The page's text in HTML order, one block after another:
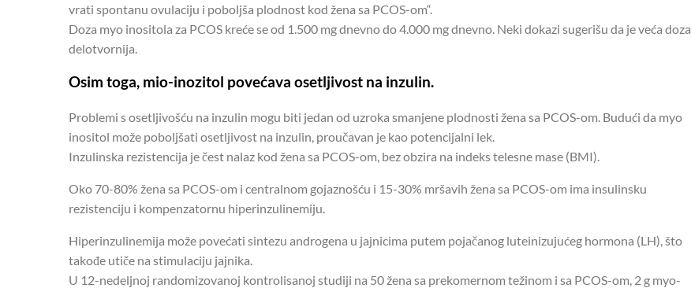
vrati spontanu ovulaciju i poboljša plodnost kod žena sa PCOS-om“.
Doza myo inositola za PCOS kreće se od 1.500 mg dnevno do 4.000 mg dnevno. Neki dokazi sugerišu da je veća doza
delotvornija.
Osim toga, mio-inozitol povećava osetljivost na inzulin.
Problemi s osetljivošću na inzulin mogu biti jedan od uzroka smanjene plodnosti žena sa PCOS-om. Budući da myo
inositol može poboljšati osetljivost na inzulin, proučavan je kao potencijalni lek.
Inzulinska rezistencija je čest nalaz kod žena sa PCOS-om, bez obzira na indeks telesne mase (BMI).
Oko 70-80% žena sa PCOS-om i centralnom gojaznošću i 15-30% mršavih žena sa PCOS-om ima insulinsku
rezistenciju i kompenzatornu hiperinzulinemiju.
Hiperinzulinemija može povećati sintezu androgena u jajnicima putem pojačanog luteinizujućeg hormona (LH), što
takođe utiče na stimulaciju jajnika.
U 12-nedeljnoj randomizovanoj kontrolisanoj studiji na 50 žena sa prekomernom težinom i sa PCOS-om, 2 g myo-